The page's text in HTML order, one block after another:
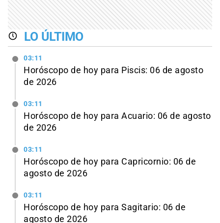
LO ÚLTIMO
03:11
Horóscopo de hoy para Piscis: 06 de agosto
de 2026
03:11
Horóscopo de hoy para Acuario: 06 de agosto
de 2026
03:11
Horóscopo de hoy para Capricornio: 06 de
agosto de 2026
03:11
Horóscopo de hoy para Sagitario: 06 de
agosto de 2026